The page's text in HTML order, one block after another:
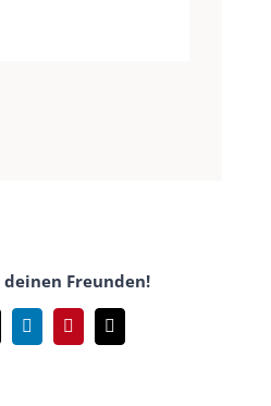
Freunden!
LinkedInPinterest
E-
Mail